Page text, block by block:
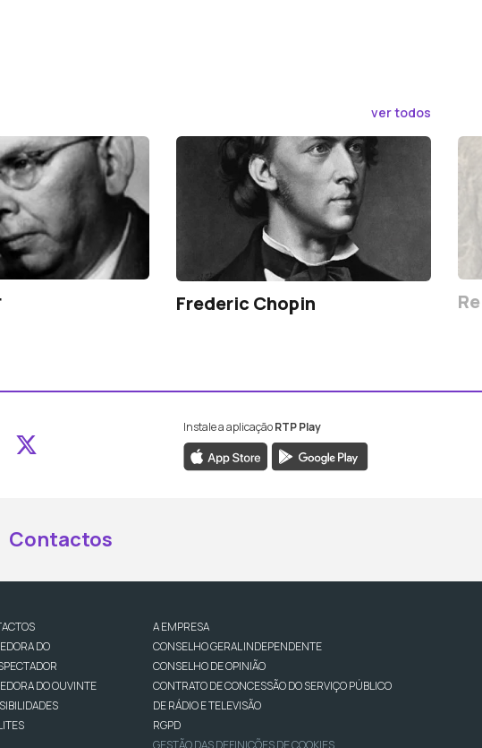
ver todos
Frederic Chopin
ao Facebook da RTP Antena 2
ao Instagram da RTP Antena 2
ao YouTube da RTP Antena 2
Aceder ao X da RTP Antena 2
Instale a aplicaçãoRTP Play
Contactos
DO
DO OUVINTE
A EMPRESA
CONSELHO GERAL INDEPENDENTE
CONSELHO DE OPINIÃO
CONTRATO DE CONCESSÃO DO SERVIÇO PÚBLICO
DE RÁDIO E TELEVISÃO
RGPD
GESTÃO DAS DEFINIÇÕES DE COOKIES